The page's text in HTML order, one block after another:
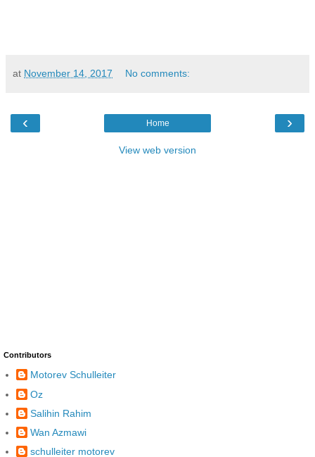
at November 14, 2017 No comments:
‹ ›
Home
View web version
Contributors
Motorev Schulleiter
Oz
Salihin Rahim
Wan Azmawi
schulleiter motorev